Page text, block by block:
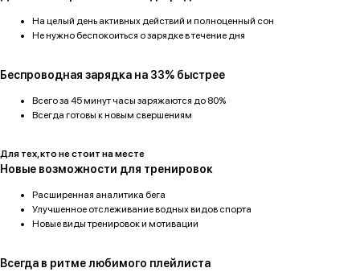
На целый день активных действий и полноценный сон
Не нужно беспокоиться о зарядке в течение дня
Беспроводная зарядка на 33% быстрее
Всего за 45 минут часы заряжаются до 80%
Всегда готовы к новым свершениям
Для тех, кто не стоит на месте
Новые возможности для тренировок
Расширенная аналитика бега
Улучшенное отслеживание водных видов спорта
Новые виды тренировок и мотивации
Всегда в ритме любимого плейлиста